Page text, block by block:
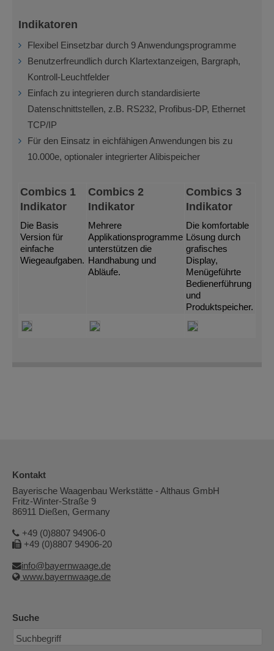
Indikatoren
Flexibel Einsetzbar durch 9 Anwendungsprogramme
Benutzerfreundlich durch Klartextanzeigen, Bargraph,
Kontroll-Leuchtfelder
Einfach zu integrieren durch standardisierte
Datenschnittstellen, z.B. RS232, Profibus-DP, Ethernet
TCP/IP
Für den Einsatz in eichfähigen Anwendungen bis zu
10.000e, optionaler integrierter Alibispeicher
Combics 1
Indikator
Die Basis
Version für
einfache
Wiegeaufgaben.
Combics 2
Indikator
Mehrere
Applikationsprogramme
unterstützen die
Handhabung und
Abläufe.
Combics 3
Indikator
Die komfortable
Lösung durch
grafisches
Display,
Menügeführte
Bedienerführung
und
Produktspeicher.
Kontakt
Bayerische Waagenbau Werkstätte - Althaus GmbH
Fritz-Winter-Straße 9
86911 Dießen, Germany
+49 (0)8807 94906-0
+49 (0)8807 94906-20
info@bayernwaage.de
www.bayernwaage.de
Suche